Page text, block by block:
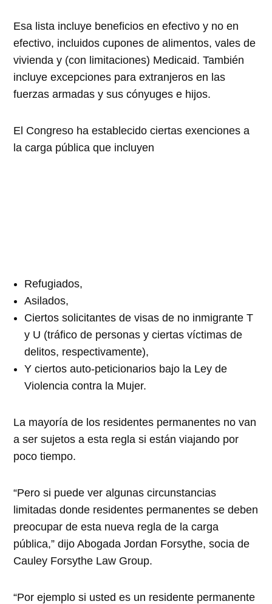
Esa lista incluye beneficios en efectivo y no en
efectivo, incluidos cupones de alimentos, vales de
vivienda y (con limitaciones) Medicaid. También
incluye excepciones para extranjeros en las
fuerzas armadas y sus cónyuges e hijos.
El Congreso ha establecido ciertas exenciones a
la carga pública que incluyen
Refugiados,
Asilados,
Ciertos solicitantes de visas de no inmigrante T
y U (tráfico de personas y ciertas víctimas de
delitos, respectivamente),
Y ciertos auto-peticionarios bajo la Ley de
Violencia contra la Mujer.
La mayoría de los residentes permanentes no van
a ser sujetos a esta regla si están viajando por
poco tiempo.
Pero si puede ver algunas circunstancias
limitadas donde residentes permanentes se deben
preocupar de esta nueva regla de la carga
pública, dijo Abogada Jordan Forsythe, socia de
Cauley Forsythe Law Group.
Por ejemplo si usted es un residente permanente